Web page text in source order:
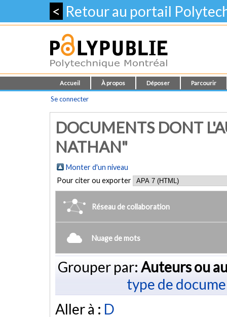
< Retour au portail
Accueil À propos Déposer Parcourir
Se connecter
DOCUMENTS DONT
NATHAN"
Monter d'un niveau
Pour citer ou exporter
Réseau de collaboration
Nuage de mots
Grouper par: Auteurs ou
type de
Aller à : D